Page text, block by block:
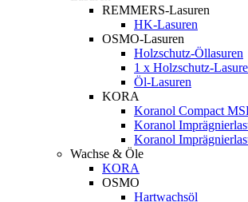
REMMERS-Lasuren
HK-Lasuren
OSMO-Lasuren
Holzschutz-Öllasuren
1 x Holzschutz-
Öl-Lasuren
KORA
Koranol Compact
Koranol
Koranol
Wachse & Öle
KORA
OSMO
Hartwachsöl